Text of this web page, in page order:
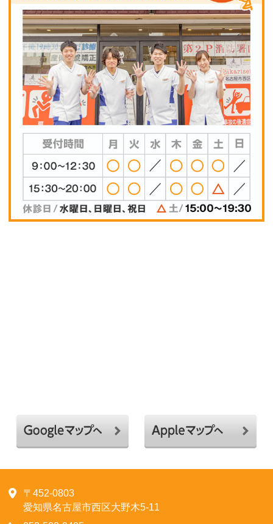
〒452-0803
愛知県名古屋市西区大野木5-11